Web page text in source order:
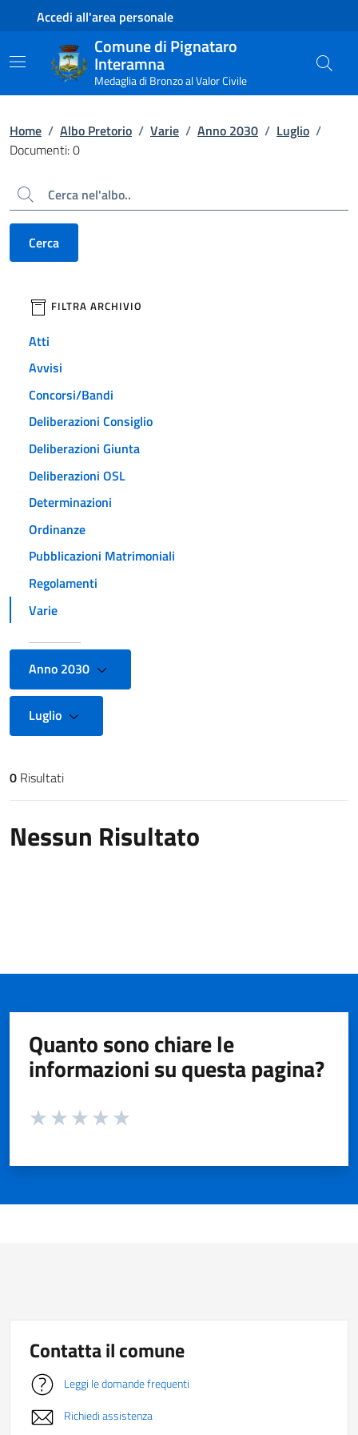
Contenuto principale
Piede di paginaAccedi all'area personale
Comune di Pignataro
Interamna
Medaglia di Bronzo al Valor Civile
Home / Albo Pretorio / Varie / Anno 2030 / Luglio /
Documenti: 0
Cerca
Cerca
filtri da applicare
FILTRA ARCHIVIO
Atti
Avvisi
Concorsi/Bandi
Deliberazioni Consiglio
Deliberazioni Giunta
Deliberazioni OSL
Determinazioni
Ordinanze
Pubblicazioni Matrimoniali
Regolamenti
Varie
Anno 2030
Luglio
Risultati di ricerca
0 Risultati
Nessun Risultato
Quanto sono chiare le
informazioni su questa pagina?
Valuta da 1 a 5 stelle la pagina
Contatta il comune
Leggi le domande frequenti
Richiedi assistenza